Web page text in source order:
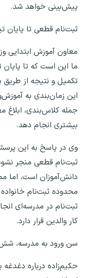
پیش‌بینی خواهد شد.
ثبت‌نام قطعی تا پایان
معاون آموزش ابتدایی
ما این است که تا پایان
تکمیل و نتیجه از طریق
این زمان‌بندی به
جمله کلاس‌بندی، ابلاغ
بیشتری انجام دهد.
وی در پاسخ به این
ثبت‌نام قطعی منجر
دانش‌آموزان است، اما
محدوده ثبت‌نام
ثبت‌نام در مدرسه‌ای
کار والدین قرار دارد.
سن ورود به مدرسه،
حکیم‌زاده درباره